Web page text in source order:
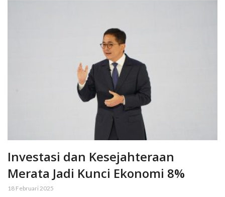
Investasi dan Kesejahteraan
Merata Jadi Kunci Ekonomi 8%
18 Februari 2025